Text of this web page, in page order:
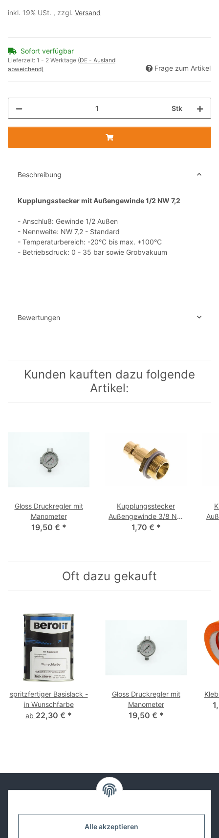
Alle akzeptieren
inkl. 19% USt. , zzgl. Versand
Sofort verfügbar
Lieferzeit: 1 - 2 Werktage (DE - Ausland
abweichend)
Frage zum Artikel
Stk
Beschreibung
Kupplungsstecker mit Außengewinde 1/2 NW 7,2
- Anschluß: Gewinde 1/2 Außen
- Nennweite: NW 7,2 - Standard
- Temperaturbereich: -20°C bis max. +100°C
- Betriebsdruck: 0 - 35 bar sowie Grobvakuum
Bewertungen
Kunden kauften dazu folgende
Artikel:
Gloss Druckregler mit
Manometer
19,50 € *
Kupplungsstecker
Außengewinde 3/8 NW
7,2
1,70 € *
Oft dazu gekauft
spritzfertiger Basislack -
in Wunschfarbe
ab 22,30 € *
Gloss Druckregler mit
Manometer
19,50 € *